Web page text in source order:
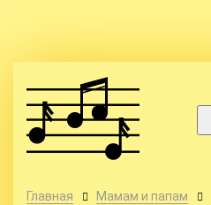
Главная Мамам и папам